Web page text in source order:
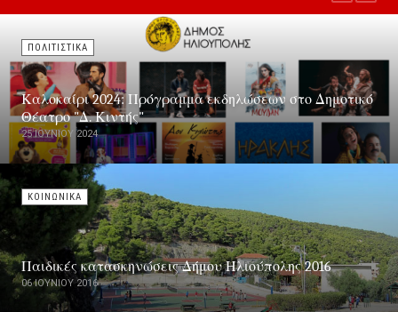
ΠΟΛΙΤΙΣΤΙΚΑ
Καλοκαίρι 2024: Πρόγραμμα εκδηλώσεων στο Δημοτικό
Θέατρο "Δ. Κιντής"
25 ΙΟΥΝΊΟΥ 2024
ΚΟΙΝΩΝΙΚΑ
Παιδικές κατασκηνώσεις Δήμου Ηλιούπολης 2016
06 ΙΟΥΝΊΟΥ 2016